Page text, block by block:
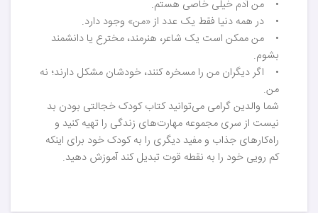
• من آدم خیلی خاصی هستم.
• در همه دنیا فقط یک عدد از «من» وجود دارد.
• من ممکن است یک شاعر، هنرمند، مخترع یا دانشمند
بشوم.
• اگر دیگران من را مسخره کنند، خودشان مشکل دارند؛ نه
من.
شما والدین گرامی می‌توانید کتاب کودک خجالتی بودن بد
نیست از سری مجموعه مهارت‌های زندگی را تهیه کنید و
راه‌کارهای جذاب و مفید دیگری را به کودک خود برای اینکه
کم رویی خود را به نقطه قوت تبدیل کند آموزش دهید.